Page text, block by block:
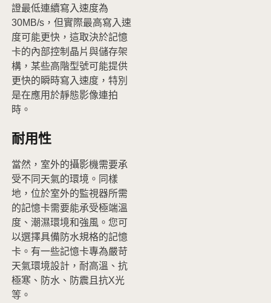
證最低連續寫入速度為
30MB/s，但實際最高寫入速
度可能更快，這取決於記憶
卡的內部控制晶片與儲存架
構，某些高階型號可能提供
更快的瞬時寫入速度，特別
是在應用於靜態影像連拍
時。
耐用性
當然，室外的攝影機需要承
受不同天氣的環境。同樣
地，位於室外的監視器所需
的記憶卡需要能承受極端溫
度、潮濕環境和強風。您可
以選擇具備防水規格的記憶
卡。有一些記憶卡專為嚴苛
天氣環境設計，耐高溫、抗
極寒、防水、防震且抗X光
等。